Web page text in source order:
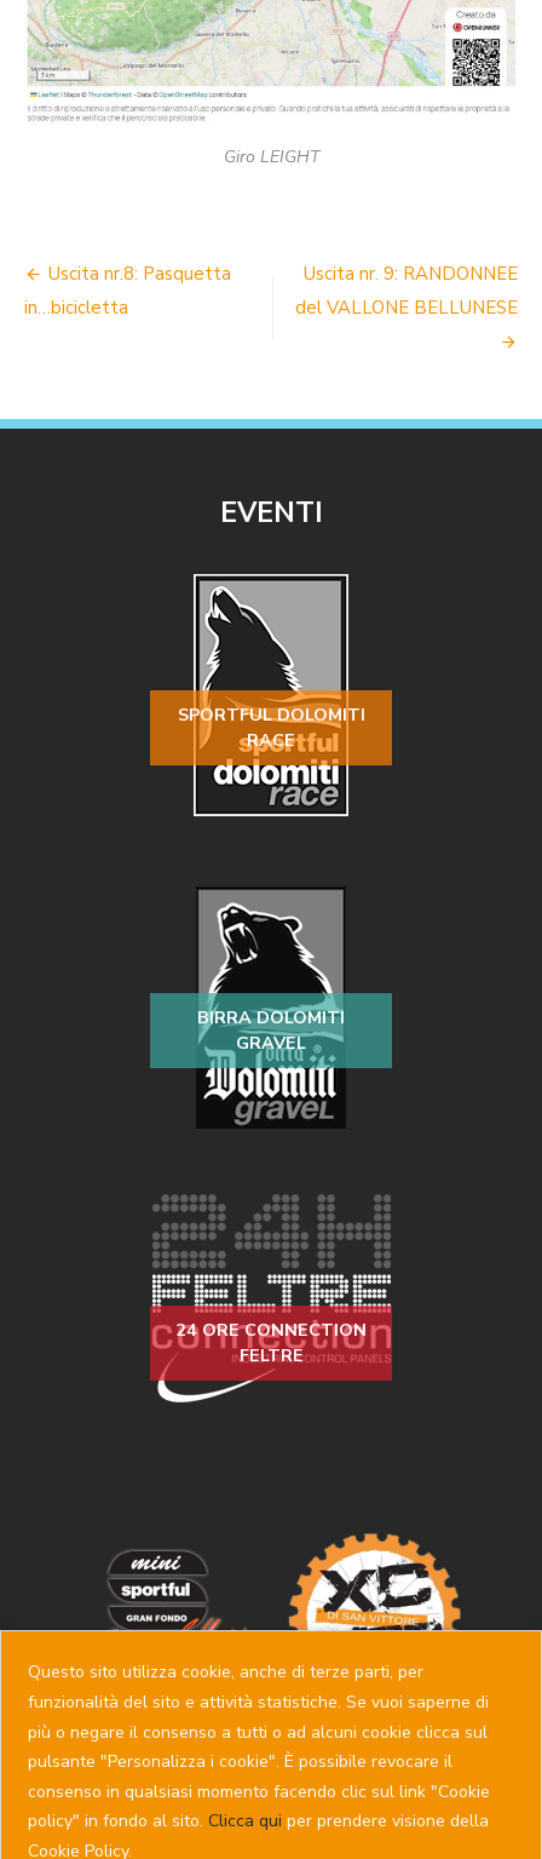
Giro LEIGHT
NAVIGAZIONE
ARTICOLI
Uscita nr.8: Pasquetta
in…bicicletta
Uscita nr. 9: RANDONNEE
del VALLONE BELLUNESE
EVENTI
SPORTFUL DOLOMITI
RACE
BIRRA DOLOMITI
GRAVEL
24 ORE CONNECTION
FELTRE
Copyright © SSD PEDALE FELTRINO - P.IVA 00742450257 -
Questo sito utilizza cookie, anche di terze parti, per
funzionalità del sito e attività statistiche. Se vuoi saperne di
più o negare il consenso a tutti o ad alcuni cookie clicca sul
pulsante "Personalizza i cookie". È possibile revocare il
consenso in qualsiasi momento facendo clic sul link "Cookie
policy" in fondo al sito. Clicca qui per prendere visione della
Cookie Policy.